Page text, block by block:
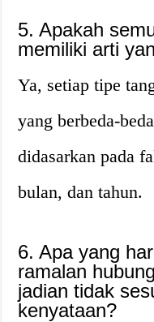
5. Apakah
memiliki arti
Ya, setiap tipe
yang berbeda-
didasarkan pada
bulan, dan tahun.
6. Apa yang
ramalan
jadian tidak
kenyataan?